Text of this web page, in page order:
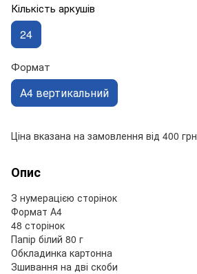
Кількість аркушів
24
Формат
А4 вертикальний
Ціна вказана на замовлення від 400 грн
Опис
З нумерацією сторінок
Формат А4
48 сторінок
Папір білий 80 г
Обкладинка картонна
Зшивання на дві скоби